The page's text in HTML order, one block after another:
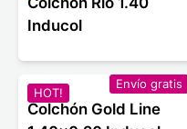
Inducol
HOT!
Envío gratis
Colchón Gold Line